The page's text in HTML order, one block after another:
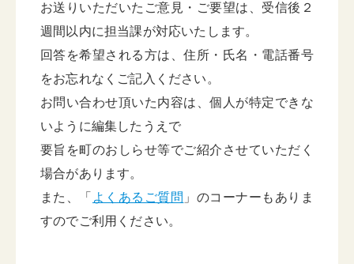
お送りいただいたご意見・ご要望は、受信後２
週間以内に担当課が対応いたします。
回答を希望される方は、住所・氏名・電話番号
をお忘れなくご記入ください。
お問い合わせ頂いた内容は、個人が特定できな
いように編集したうえで
要旨を町のおしらせ等でご紹介させていただく
場合があります。
また、「 よくあるご質問 」のコーナーもありま
すのでご利用ください。